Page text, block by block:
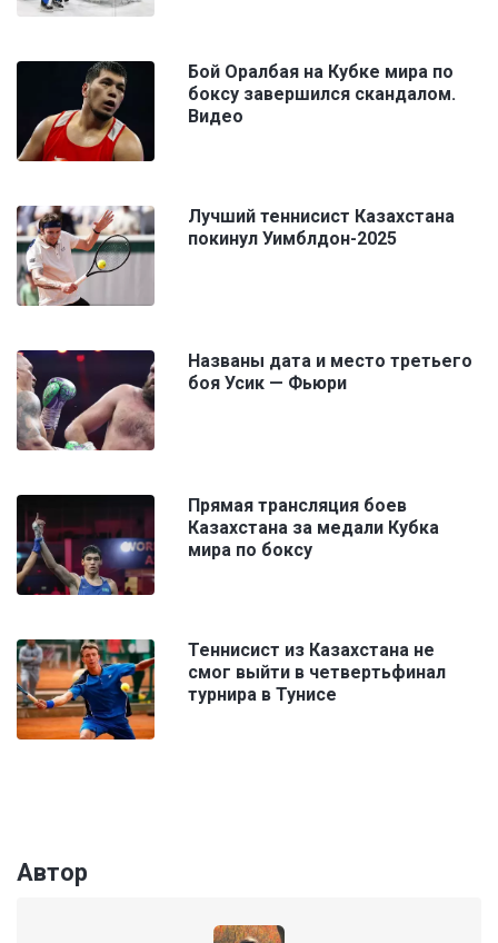
Бой Оралбая на Кубке мира по
боксу завершился скандалом.
Видео
Лучший теннисист Казахстана
покинул Уимблдон-2025
Названы дата и место третьего
боя Усик — Фьюри
Прямая трансляция боев
Казахстана за медали Кубка
мира по боксу
Теннисист из Казахстана не
смог выйти в четвертьфинал
турнира в Тунисе
Автор